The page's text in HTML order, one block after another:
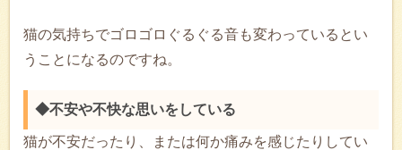
猫の気持ちでゴロゴロぐるぐる音も変わっているとい
うことになるのですね。
◆不安や不快な思いをしている
猫が不安だったり、または何か痛みを感じたりしてい